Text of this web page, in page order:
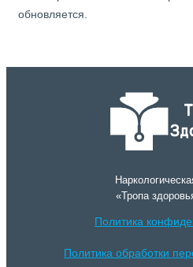
обновляется.
«Тропа
Политика
Политика обработки